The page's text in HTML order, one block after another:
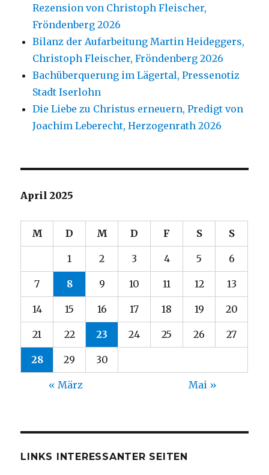
Rezension von Christoph Fleischer,
Fröndenberg 2026
Bilanz der Aufarbeitung Martin Heideggers,
Christoph Fleischer, Fröndenberg 2026
Bachüberquerung im Lägertal, Pressenotiz
Stadt Iserlohn
Die Liebe zu Christus erneuern, Predigt von
Joachim Leberecht, Herzogenrath 2026
April 2025
M D M D F S S
1 2 3 4 5 6
7 8 9 10 11 12 13
14 15 16 17 18 19 20
21 22 23 24 25 26 27
28 29 30
« März Mai »
LINKS INTERESSANTER SEITEN